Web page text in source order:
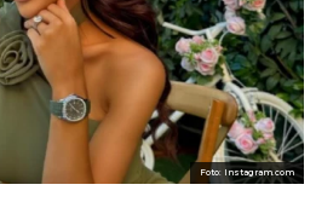
Foto: Instagram.com